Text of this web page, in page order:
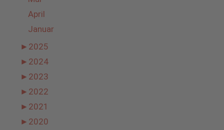
April
Januar
► 2025
► 2024
► 2023
► 2022
► 2021
► 2020